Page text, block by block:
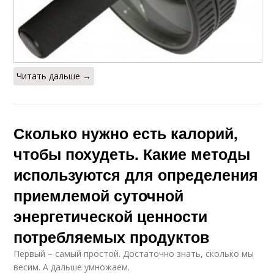
Читать дальше →
Сколько нужно есть калорий,
чтобы похудеть. Какие методы
используются для определения
приемлемой суточной
энергетической ценности
потребляемых продуктов
Первый – самый простой. Достаточно знать, сколько мы
весим. А дальше умножаем.